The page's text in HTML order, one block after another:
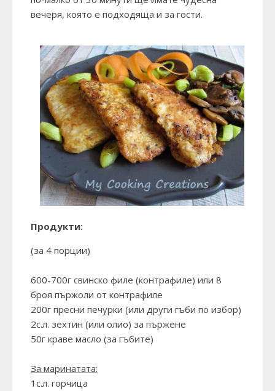
вечеря, която е подходяща и за гости.
Продукти:
(за 4 порции)
600-700г свинско филе (контрафиле) или 8
броя пържоли от контрафиле
200г пресни печурки (или други гъби по избор)
2с.л. зехтин (или олио) за пържене
50г краве масло (за гъбите)
За маринатата:
1с.л. горчица